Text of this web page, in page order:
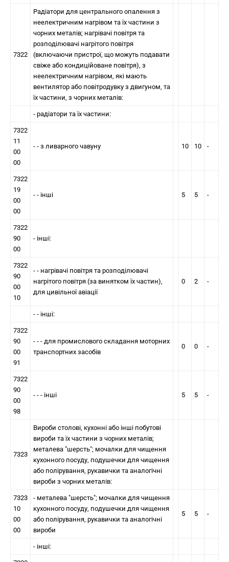
7322
Радiатори для центрального опалення з
неелектричним нагрівом та їх частини з
чорних металів; нагрівачі повітря та
розподілювачі нагрітого повітря
(включаючи пристрої, що можуть подавати
свiже або кондицiйоване повiтря), з
неелектричним нагрівом, якi мають
вентилятор або повiтродувку з двигуном, та
їх частини, з чорних металів:
- радiатори та їх частини:
7322
11
00
00
- - з ливарного чавуну 10 10 -
7322
19
00
00
- - iншi 5 5 -
7322
90
00
- iншi:
7322
90
00
10
- - нагрівачі повітря та розподілювачі
нагрітого повітря (за винятком їх частин),
для цивільної авіації
0 2 -
- - інші:
7322
90
00
91
- - - для промислового складання моторних
транспортних засобів
0 0 -
7322
90
00
98
- - - інші 5 5 -
7323
Вироби столовi, кухоннi або iншi побутовi
вироби та їх частини з чорних металів;
металева "шерсть"; мочалки для чищення
кухонного посуду, подушечки для чищення
або полірування, рукавички та аналогiчні
вироби з чорних металів:
7323
10
00
00
- металева "шерсть"; мочалки для чищення
кухонного посуду, подушечки для чищення
або полірування, рукавички та аналогiчні
вироби
5 5 -
- iншi: